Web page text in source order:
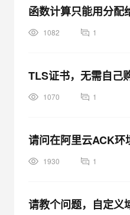
函数计算只能用分配
1082 1
TLS证书，无需自己
1070 1
请问在阿里云ACK环
1930 1
请教个问题，自定义